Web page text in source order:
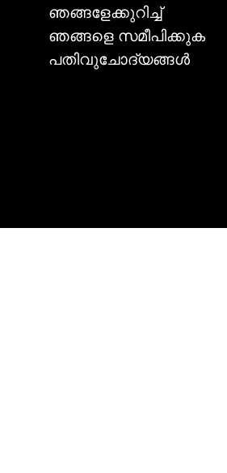
ഞങ്ങളേക്കുറിച്ച്
ഞങ്ങളെ സമീപിക്കുക
പതിവുചോദ്യങ്ങൾ